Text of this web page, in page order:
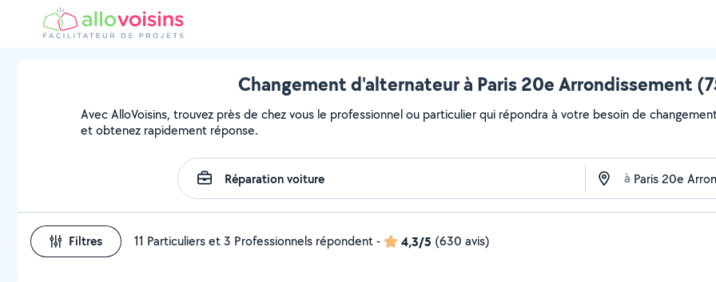
Changement d'alternateur à Paris 20e Arrondissement
Avec AlloVoisins, trouvez près de chez vous le professionnel ou particulier qui répondra à votre besoin de
et obtenez rapidement réponse.
à
Filtres 11 Particuliers et 3 Professionnels répondent- 4,3/5 (630 avis)